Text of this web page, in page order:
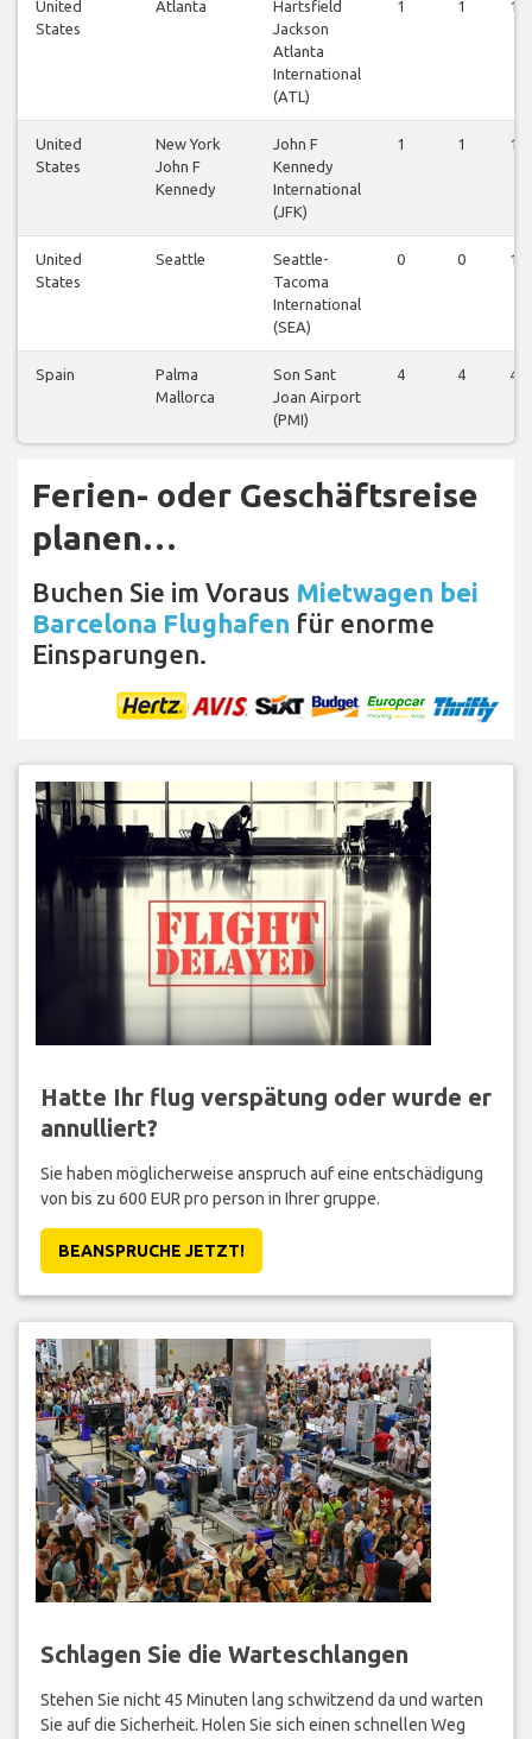
United
States
Atlanta
Hartsfield
Jackson
Atlanta
International
(ATL)
1 1 1
United
States
New York
John F
Kennedy
John F
Kennedy
International
(JFK)
1 1 1
United
States
Seattle
Seattle-
Tacoma
International
(SEA)
0 0 1
Spain
Palma
Mallorca
Son Sant
Joan Airport
(PMI)
4 4 4
Ferien- oder Geschäftsreise
planen…
Buchen Sie im Voraus Mietwagen bei
Barcelona Flughafen für enorme
Einsparungen.
Hatte Ihr flug verspätung oder wurde er
annulliert?
Sie haben möglicherweise anspruch auf eine entschädigung
von bis zu 600 EUR pro person in Ihrer gruppe.
BEANSPRUCHE JETZT!
Schlagen Sie die Warteschlangen
Stehen Sie nicht 45 Minuten lang schwitzend da und warten
Sie auf die Sicherheit. Holen Sie sich einen schnellen Weg